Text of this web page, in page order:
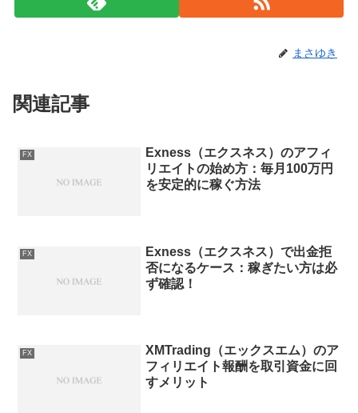
まさゆき
関連記事
FX
Exness（エクスネス）のアフィ
リエイトの始め方：毎月100万円
を安定的に稼ぐ方法
FX
Exness（エクスネス）で出金拒
否になるケース：稼ぎたい方は必
ず確認！
FX
XMTrading（エックスエム）のア
フィリエイト報酬を取引資金に回
すメリット